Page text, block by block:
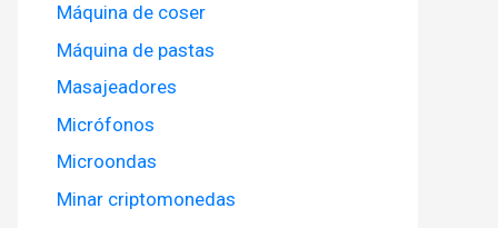
Máquina de coser
Máquina de pastas
Masajeadores
Micrófonos
Microondas
Minar criptomonedas